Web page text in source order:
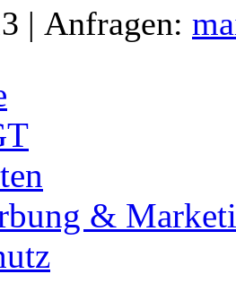
| Anfragen:
&